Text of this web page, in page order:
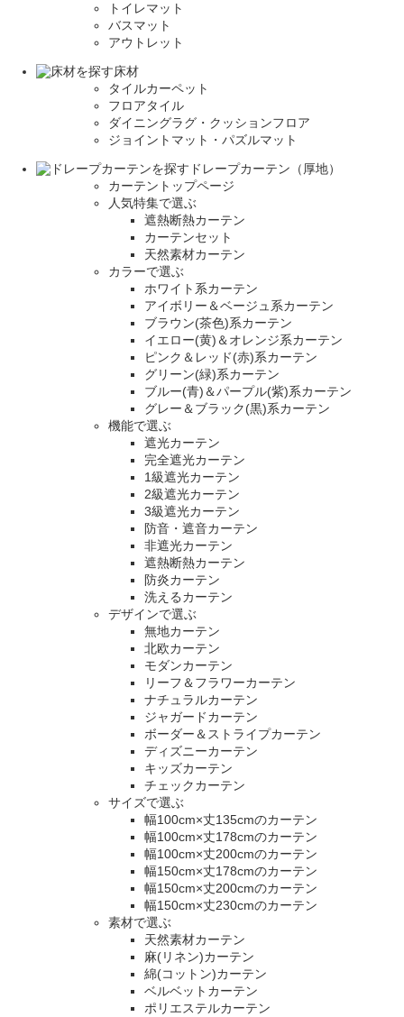
トイレマット
バスマット
アウトレット
床材
タイルカーペット
フロアタイル
ダイニングラグ・クッションフロア
ジョイントマット・パズルマット
ドレープカーテン（厚地）
カーテントップページ
人気特集で選ぶ
遮熱断熱カーテン
カーテンセット
天然素材カーテン
カラーで選ぶ
ホワイト系カーテン
アイボリー＆ベージュ系カーテン
ブラウン(茶色)系カーテン
イエロー(黄)＆オレンジ系カーテン
ピンク＆レッド(赤)系カーテン
グリーン(緑)系カーテン
ブルー(青)＆パープル(紫)系カーテン
グレー＆ブラック(黒)系カーテン
機能で選ぶ
遮光カーテン
完全遮光カーテン
1級遮光カーテン
2級遮光カーテン
3級遮光カーテン
防音・遮音カーテン
非遮光カーテン
遮熱断熱カーテン
防炎カーテン
洗えるカーテン
デザインで選ぶ
無地カーテン
北欧カーテン
モダンカーテン
リーフ＆フラワーカーテン
ナチュラルカーテン
ジャガードカーテン
ボーダー＆ストライプカーテン
ディズニーカーテン
キッズカーテン
チェックカーテン
サイズで選ぶ
幅100cm×丈135cmのカーテン
幅100cm×丈178cmのカーテン
幅100cm×丈200cmのカーテン
幅150cm×丈178cmのカーテン
幅150cm×丈200cmのカーテン
幅150cm×丈230cmのカーテン
素材で選ぶ
天然素材カーテン
麻(リネン)カーテン
綿(コットン)カーテン
ベルベットカーテン
ポリエステルカーテン